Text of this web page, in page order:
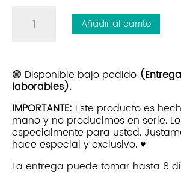
Carolina|
|
Beige
O
cantidad
Añadir al carrito
🟢 Disponible bajo pedido
laborables).
IMPORTANTE: Este producto es
mano y no producimos en serie.
especialmente para usted.
hace especial y exclusivo. ♥
La entrega puede tomar hasta 8